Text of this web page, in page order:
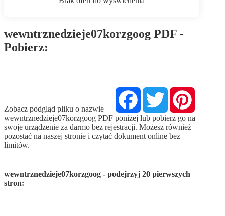
wewntrznedzieje07korzgoog PDF -
Pobierz:
FacebookTwitter Pinterest
Zobacz podgląd pliku o nazwie
wewntrznedzieje07korzgoog PDF poniżej lub pobierz go na
swoje urządzenie za darmo bez rejestracji. Możesz również
pozostać na naszej stronie i czytać dokument online bez
limitów.
wewntrznedzieje07korzgoog - podejrzyj 20 pierwszych
stron: